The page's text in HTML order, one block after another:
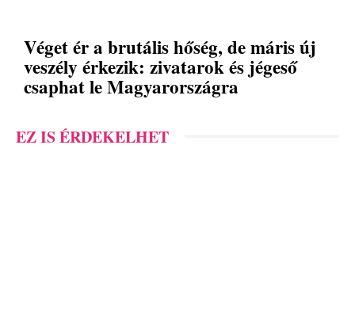
Véget ér a brutális hőség, de máris új
veszély érkezik: zivatarok és jégeső
csaphat le Magyarországra
EZ IS ÉRDEKELHET